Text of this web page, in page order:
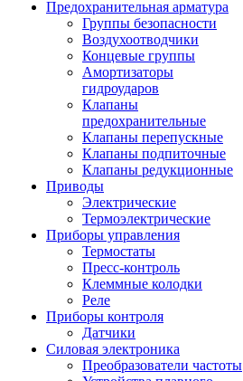
Предохранительная арматура
Группы безопасности
Воздухоотводчики
Концевые группы
Амортизаторы
гидроударов
Клапаны
предохранительные
Клапаны перепускные
Клапаны подпиточные
Клапаны редукционные
Приводы
Электрические
Термоэлектрические
Приборы управления
Термостаты
Пресс-контроль
Клеммные колодки
Реле
Приборы контроля
Датчики
Силовая электроника
Преобразователи частоты